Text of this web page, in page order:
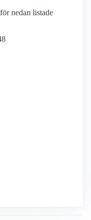
nedan listade